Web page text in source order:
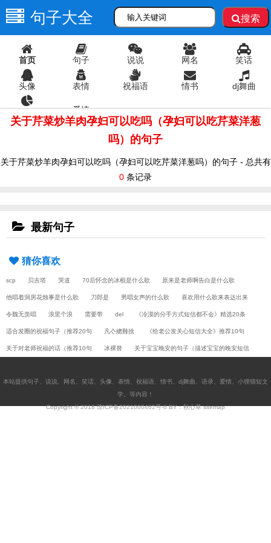
句子大全 搜索
首页 句子 说说 网名 笑话
头像 表情 祝福语 情书 dj舞曲
爱情
关于芹菜炒羊肉孕妇可以吃吗（孕妇可以吃芹菜洋葱
吗）的句子
关于芹菜炒羊肉孕妇可以吃吗（孕妇可以吃芹菜洋葱吗）的句子 - 总共有
0 条记录
最新句子
猜你喜欢
scp 贝吉塔 哭道 70后怀念的冰棍是什么歌 原来是老师啊告白是什么歌
他唱着洞房花烛事是什么歌 刀郎是 男唱女声的什么歌 喜欢用什么歌来表达出来
令魏无羡唱 浪里个浪 需要带 del 《冷漠的分手方式短信都不会》精选20条
适合发圈的祝福句子（推荐20句 凡亽總難捨 《给老公发关心短信大全》推荐10句
关于对老师祝福的话（推荐10句 冰裸替 关于宝宝晚安的句子（描述宝宝的晚安短信
本站提供句子 说说 网名 笑话 头像 表情 祝福语 情书 dj舞曲 语录 爱情
小狸猫短文
学 。等内容！
Copyright © 2018琼ICP备2021000462号-6BY：秋心草sitemap